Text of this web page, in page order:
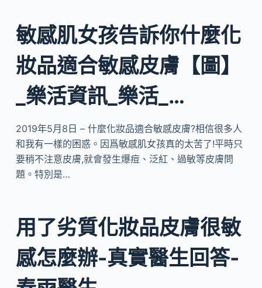
敏感肌女孩告訴你什麼化
妝品適合敏感皮膚【圖】
_樂活資訊_樂活_…
2019年5月8日 – 什麼化妝品適合敏感皮膚?相信很多人
和我有一樣的困惑。因爲敏感肌女孩真的太苦了!平時只
要稍不注意皮膚,就會發生爆痘、泛紅、過敏等皮膚問
題。特別是…
用了劣質化妝品皮膚很敏
感怎麼辦-真實醫生回答-